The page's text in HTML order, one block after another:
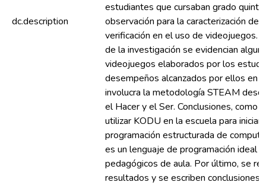
dc.description
estudiantes que cursaban grado
observación para la caracterización de
verificación en el uso de videojuegos.
de la investigación se evidencian
videojuegos elaborados por los
desempeños alcanzados por ellos en
involucra la metodología STEAM
el Hacer y el Ser. Conclusiones, como
utilizar KODU en la escuela para
programación estructurada de
es un lenguaje de programación ideal
pedagógicos de aula. Por último, se
resultados y se escriben conclusiones